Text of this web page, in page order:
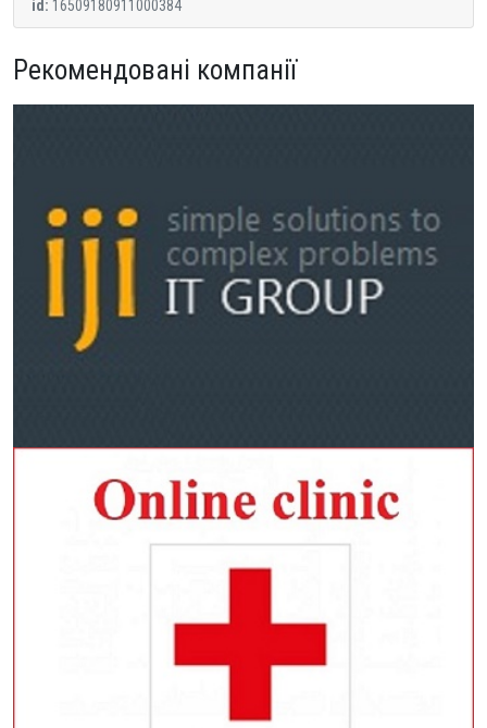
id: 16509180911000384
Рекомендовані компанії